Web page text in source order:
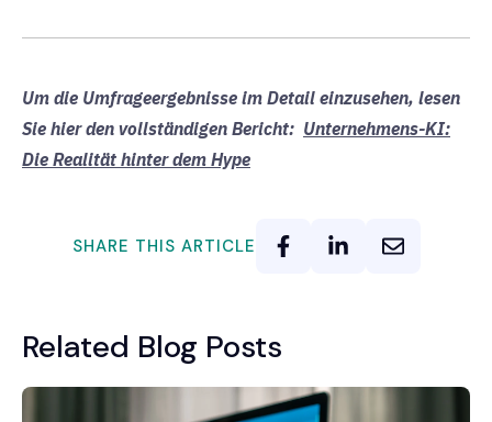
Um die Umfrageergebnisse im Detail einzusehen, lesen
Sie hier den vollständigen Bericht: Unternehmens-KI:
Die Realität hinter dem Hype
SHARE THIS ARTICLE
Related Blog Posts